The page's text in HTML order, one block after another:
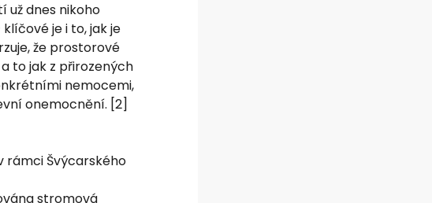
už dnes nikoho
je i to, jak je
že prostorové
to jak z přirozených
nemocemi,
onemocnění. [2]
rámci Švýcarského
stromová